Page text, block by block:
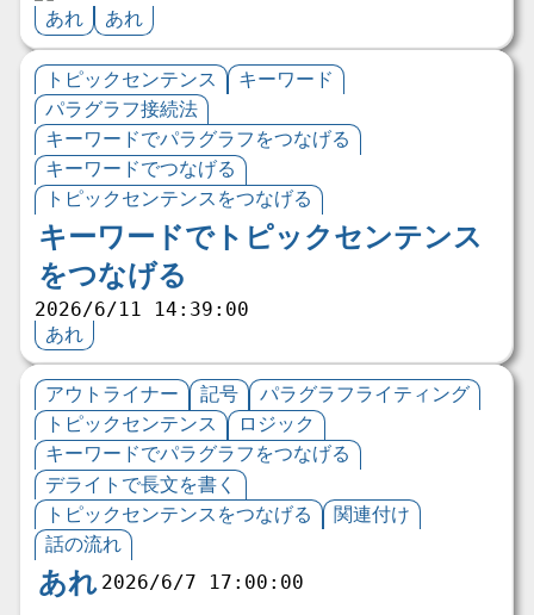
あれ あれ
トピックセンテンス
キーワード
パラグラフ接続法
キーワードでパラグラフをつなげる
キーワードでつなげる
トピックセンテンスをつなげる
キーワードでトピックセンテンス
をつなげる
2026/6/11 14:39:00
あれ
アウトライナー 記号
パラグラフライティング
トピックセンテンス
ロジック
キーワードでパラグラフをつなげる
デライトで長文を書く
トピックセンテンスをつなげる
関連付け
話の流れ
あれ 2026/6/7 17:00:00